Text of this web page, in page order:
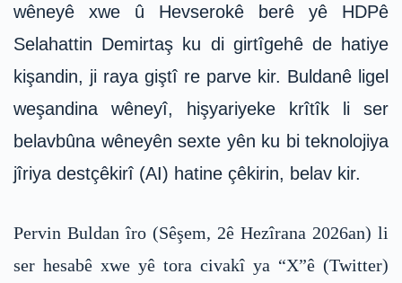
wêneyê xwe û Hevserokê berê yê HDPê
Selahattin Demirtaş ku di girtîgehê de hatiye
kişandin, ji raya giştî re parve kir. Buldanê ligel
weşandina wêneyî, hişyariyeke krîtîk li ser
belavbûna wêneyên sexte yên ku bi teknolojiya
jîriya destçêkirî (AI) hatine çêkirin, belav kir.
Pervin Buldan îro (Sêşem, 2ê Hezîrana 2026an) li
ser hesabê xwe yê tora civakî ya “X”ê (Twitter)